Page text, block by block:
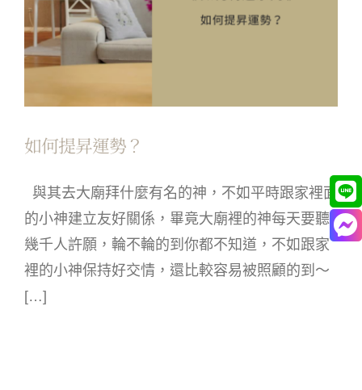
如何提昇運勢？
與其去大廟拜什麼有名的神，不如平時跟家裡面
的小神建立友好關係，畢竟大廟裡的神每天要聽
幾千人許願，輪不輪的到你都不知道，不如跟家
裡的小神保持好交情，還比較容易被照顧的到～
[…]